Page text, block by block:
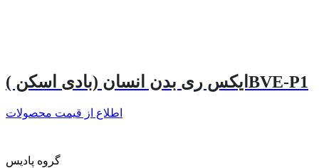
ایکس ری بدن انسان (بادی اسکن )BVE-P1
اطلاع از قیمت محصولات
گروه پادیس